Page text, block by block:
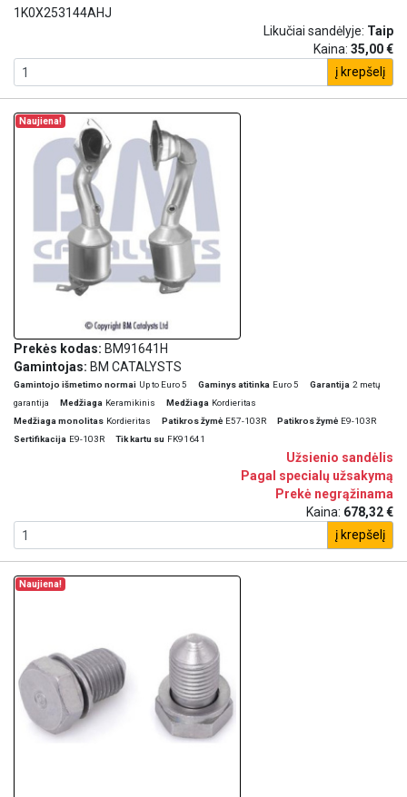
1K0X253144AHJ
Likučiai sandėlyje: Taip
Kaina: 35,00 €
į krepšelį
Naujiena!
Prekės kodas: BM91641H
Gamintojas: BM CATALYSTS
Gamintojo išmetimo normai Up to Euro 5 Gaminys atitinka Euro 5 Garantija 2 metų
garantija
Medžiaga Keramikinis Medžiaga Kordieritas
Medžiaga monolitas Kordieritas Patikros žymė E57-103R Patikros žymė E9-103R
Sertifikacija E9-103R Tik kartu su FK91641
Užsienio sandėlis
Pagal specialų užsakymą
Prekė negrąžinama
Kaina: 678,32 €
į krepšelį
Naujiena!